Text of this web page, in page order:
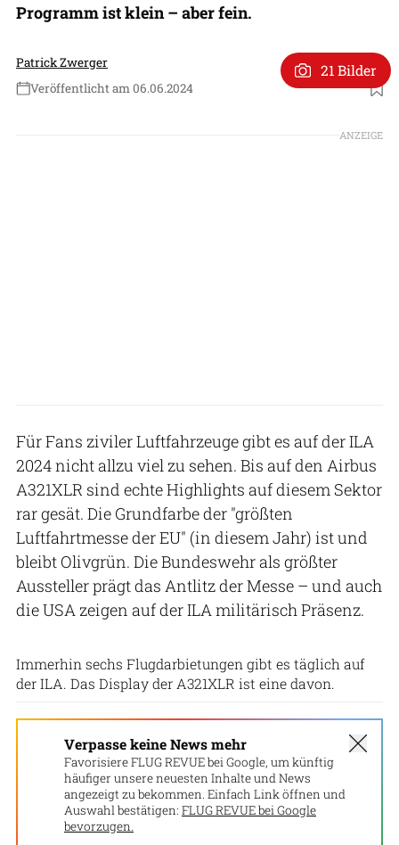
Programm ist klein – aber fein.
Patrick Zwerger
Veröffentlicht am 06.06.2024
Foto: Patrick Zwerger
21 Bilder
ANZEIGE
Für Fans ziviler Luftfahrzeuge gibt es auf der ILA
2024 nicht allzu viel zu sehen. Bis auf den Airbus
A321XLR sind echte Highlights auf diesem Sektor
rar gesät. Die Grundfarbe der "größten
Luftfahrtmesse der EU" (in diesem Jahr) ist und
bleibt Olivgrün. Die Bundeswehr als größter
Aussteller prägt das Antlitz der Messe – und auch
die USA zeigen auf der ILA militärisch Präsenz.
Immerhin sechs Flugdarbietungen gibt es täglich auf
der ILA. Das Display der A321XLR ist eine davon.
Verpasse keine News mehr
Favorisiere FLUG REVUE bei Google, um künftig
häufiger unsere neuesten Inhalte und News
angezeigt zu bekommen. Einfach Link öffnen und
Auswahl bestätigen: FLUG REVUE bei Google
bevorzugen.